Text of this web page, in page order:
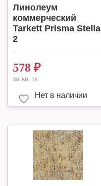
Линолеум
коммерческий
Tarkett Prisma Stella
2
578 ₽
за кв. м.
Нет в наличии